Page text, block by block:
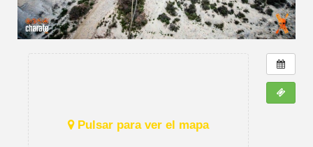
Pulsar para ver el mapa